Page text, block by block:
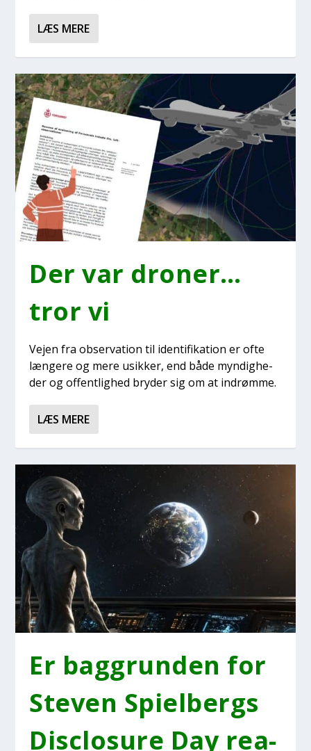
LÆS MERE
Der var dro­ner…
tror vi
Vej­en fra obser­va­tion til iden­ti­fi­ka­tion er ofte
læn­ge­re og mere usik­ker, end både myn­dig­he­
der og offent­lig­hed bry­der sig om at indrøm­me.
LÆS MERE
Er bag­grun­den for
Ste­ven Spi­el­bergs
Disclo­su­re Day rea­